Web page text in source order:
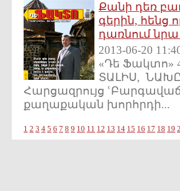
Քանի դեռ
գերին, հենց
դառնում նրա
2013-06-20
«Դե Ֆակտո»
ՏԱԼԻՍ,
Հարցազրույց
քաղաքական խորհրդի...
1 2 3 4 5 6 7 8 9 10 11 12 13 14 15 16 17 18 19